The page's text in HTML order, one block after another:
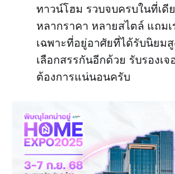
ทาวน์โฮม รวบจบครบในที่เดี
หลากราคา หลายสไตล์ แถมเ
เฉพาะที่อยู่อาศัยที่ได้รับนิยม
เลือกสรรกันอีกด้วย รับรองเ
ต้องการแน่นอนครับ